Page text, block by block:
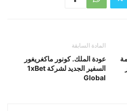
المادة السابقة
عودة الملك. كونور ماكغريغور
السفير الجديد لشركة 1xBet
Global